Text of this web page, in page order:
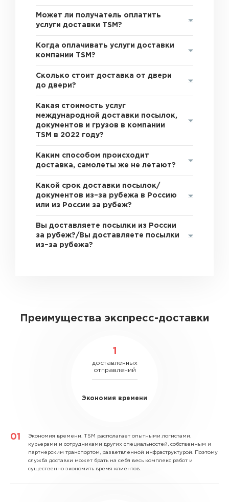
Может ли получатель оплатить
услуги доставки TSM?
Когда оплачивать услуги доставки
компании TSM?
Сколько стоит доставка от двери
до двери?
Какая стоимость услуг
международной доставки посылок,
документов и грузов в компании
TSM в 2022 году?
Каким способом происходит
доставка, самолеты же не летают?
Какой срок доставки посылок/
документов из–за рубежа в Россию
или из России за рубеж?
Вы доставляете посылки из России
за рубеж?/Вы доставляете посылки
из–за рубежа?
Преимущества экспресс-доставки
1
доставленных
отправлений
Экономия времени
Экономия времени. TSM располагает опытными логистами,
курьерами и сотрудниками других специальностей, собственным и
партнерским транспортом, разветвленной инфраструктурой. Поэтому
служба доставки может брать на себя весь комплекс работ и
существенно экономить время клиентов.